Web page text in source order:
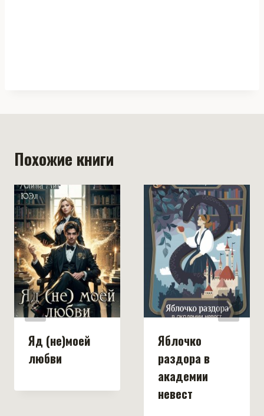
Похожие книги
Яд (не)моей
любви
Яблочко
раздора в
академии
невест